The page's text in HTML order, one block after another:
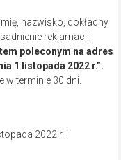
nazwisko, dokładny
reklamacji.
poleconym na adres
1 listopada 2022 r.”.
w terminie 30 dni.
2022 r. i